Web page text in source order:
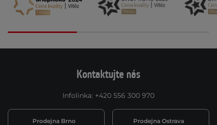
Kontaktujte nás
Infolinka: +420 556 300 970
Prodejna Brno Prodejna Ostrava